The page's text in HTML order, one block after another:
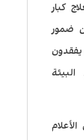
كبار
ضمور
يفقدون